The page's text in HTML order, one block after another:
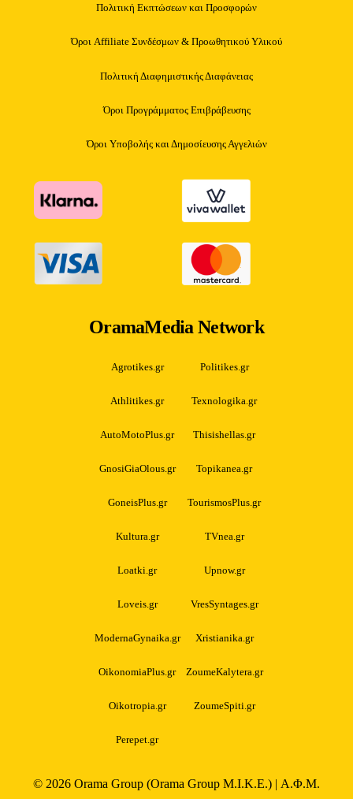
Πολιτική Εκπτώσεων και Προσφορών
Όροι Affiliate Συνδέσμων & Προωθητικού Υλικού
Πολιτική Διαφημιστικής Διαφάνειας
Όροι Προγράμματος Επιβράβευσης
Όροι Υποβολής και Δημοσίευσης Αγγελιών
OramaMedia Network
Agrotikes.gr Politikes.gr
Athlitikes.gr Texnologika.gr
AutoMotoPlus.gr Thisishellas.gr
GnosiGiaOlous.gr Topikanea.gr
GoneisPlus.gr TourismosPlus.gr
Kultura.gr TVnea.gr
Loatki.gr Upnow.gr
Loveis.gr VresSyntages.gr
ModernaGynaika.gr Xristianika.gr
OikonomiaPlus.gr ZoumeKalytera.gr
Oikotropia.gr ZoumeSpiti.gr
Perepet.gr
© 2026 Orama Group (Orama Group Μ.Ι.Κ.Ε.) | Α.Φ.Μ.